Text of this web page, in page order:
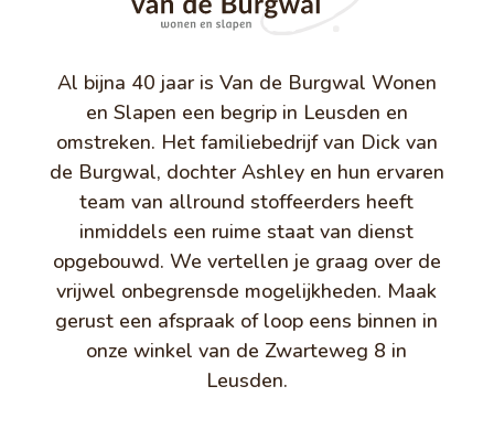
Al bijna 40 jaar is Van de Burgwal Wonen
en Slapen een begrip in Leusden en
omstreken. Het familiebedrijf van Dick van
de Burgwal, dochter Ashley en hun ervaren
team van allround stoffeerders heeft
inmiddels een ruime staat van dienst
opgebouwd. We vertellen je graag over de
vrijwel onbegrensde mogelijkheden. Maak
gerust een afspraak of loop eens binnen in
onze winkel van de Zwarteweg 8 in
Leusden.